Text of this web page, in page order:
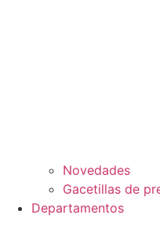
Novedades
Gacetillas de
Departamentos